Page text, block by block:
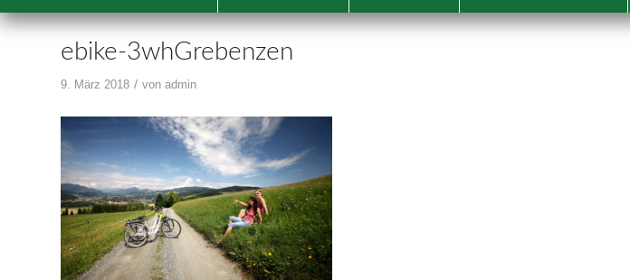
ebike-3whGrebenzen
9. März 2018 / von admin